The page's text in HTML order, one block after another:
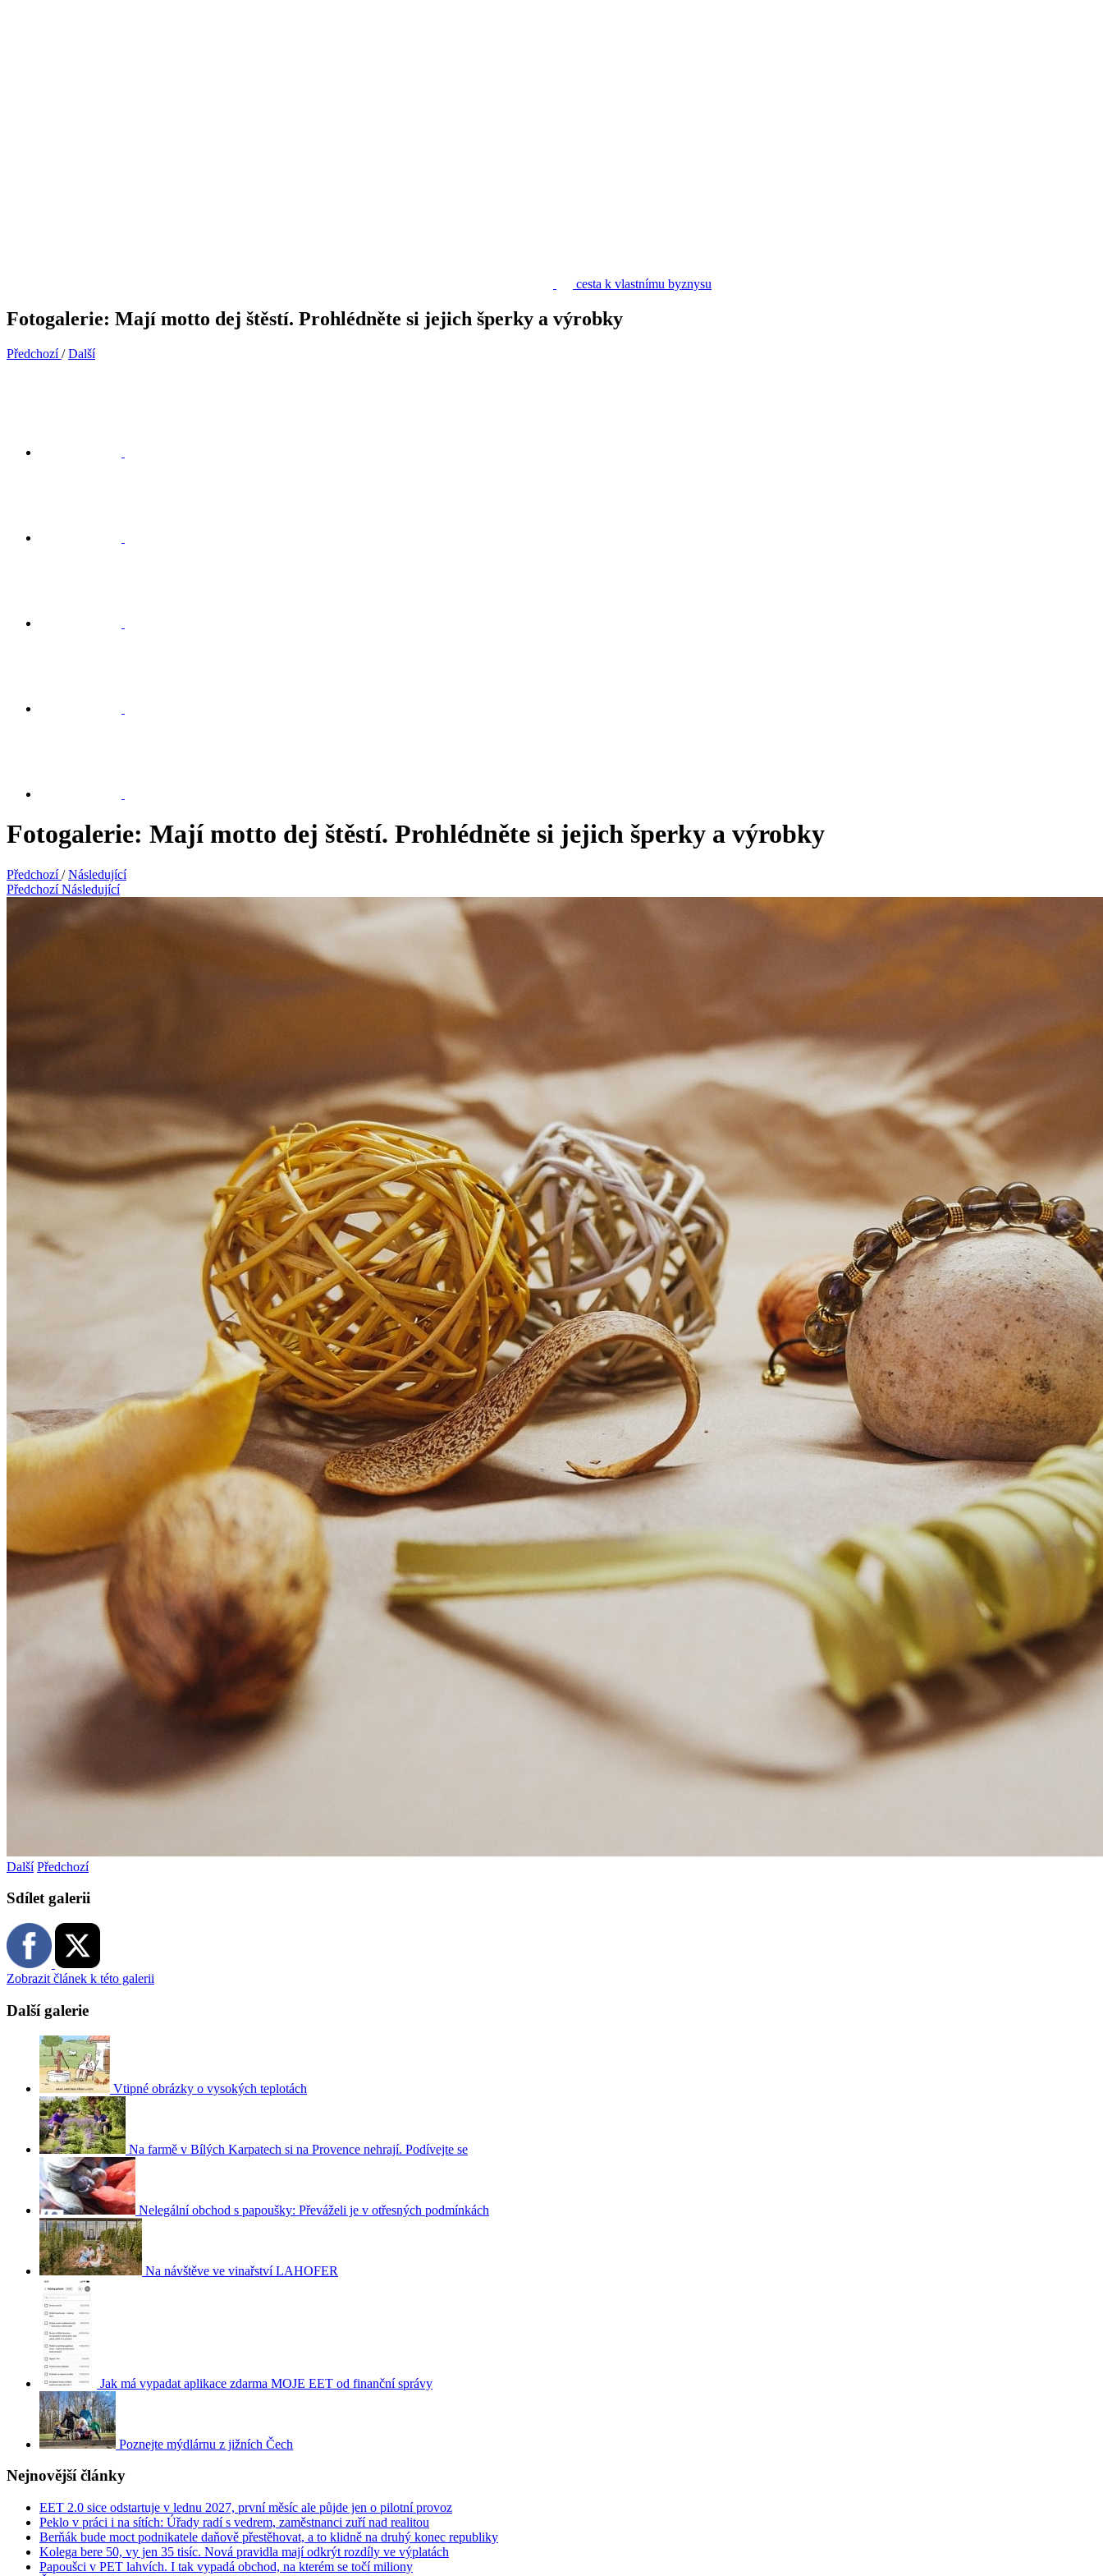
cesta k vlastnímu byznysu
Fotogalerie: Mají motto dej štěstí. Prohlédněte si jejich šperky a výrobky
Předchozí / Další
Fotogalerie: Mají motto dej štěstí. Prohlédněte si jejich šperky a výrobky
Předchozí / Následující
Předchozí Následující
Další Předchozí
Sdílet galerii
Zobrazit článek k této galerii
Další galerie
Vtipné obrázky o vysokých teplotách
Na farmě v Bílých Karpatech si na Provence nehrají. Podívejte se
Nelegální obchod s papoušky: Převáželi je v otřesných podmínkách
Na návštěve ve vinařství LAHOFER
Jak má vypadat aplikace zdarma MOJE EET od finanční správy
Poznejte mýdlárnu z jižních Čech
Nejnovější články
EET 2.0 sice odstartuje v lednu 2027, první měsíc ale půjde jen o pilotní provoz
Peklo v práci i na sítích: Úřady radí s vedrem, zaměstnanci zuří nad realitou
Berňák bude moct podnikatele daňově přestěhovat, a to klidně na druhý konec republiky
Kolega bere 50, vy jen 35 tisíc. Nová pravidla mají odkrýt rozdíly ve výplatách
Papoušci v PET lahvích. I tak vypadá obchod, na kterém se točí miliony